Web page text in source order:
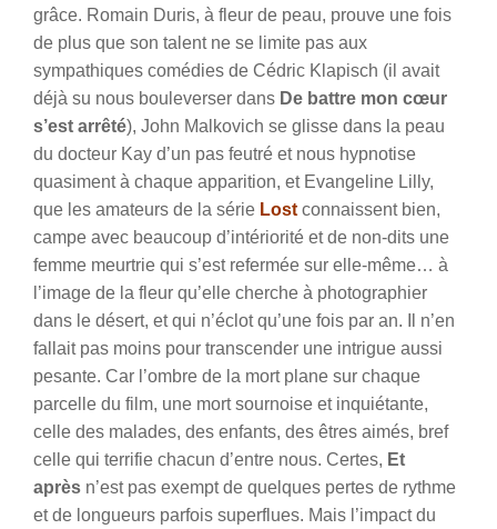
grâce. Romain Duris, à fleur de peau, prouve une fois
de plus que son talent ne se limite pas aux
sympathiques comédies de Cédric Klapisch (il avait
déjà su nous bouleverser dans De battre mon cœur
s’est arrêté), John Malkovich se glisse dans la peau
du docteur Kay d’un pas feutré et nous hypnotise
quasiment à chaque apparition, et Evangeline Lilly,
que les amateurs de la série Lost connaissent bien,
campe avec beaucoup d’intériorité et de non-dits une
femme meurtrie qui s’est refermée sur elle-même… à
l’image de la fleur qu’elle cherche à photographier
dans le désert, et qui n’éclot qu’une fois par an. Il n’en
fallait pas moins pour transcender une intrigue aussi
pesante. Car l’ombre de la mort plane sur chaque
parcelle du film, une mort sournoise et inquiétante,
celle des malades, des enfants, des êtres aimés, bref
celle qui terrifie chacun d’entre nous. Certes, Et
après n’est pas exempt de quelques pertes de rythme
et de longueurs parfois superflues. Mais l’impact du